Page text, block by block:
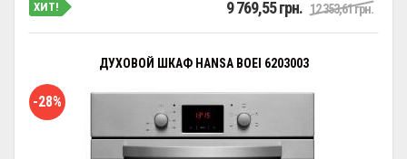
ХИТ! 9 769,55 грн. 12 353,61 грн.
ДУХОВОЙ ШКАФ HANSA BOEI 6203003
-28%